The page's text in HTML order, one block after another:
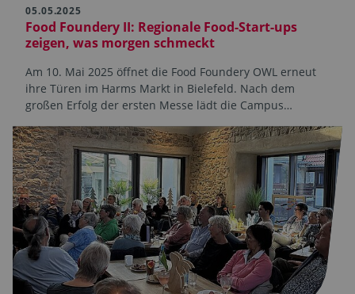
05.05.2025
Food Foundery II: Regionale Food-Start-ups
zeigen, was morgen schmeckt
Am 10. Mai 2025 öffnet die Food Foundery OWL erneut
ihre Türen im Harms Markt in Bielefeld. Nach dem
großen Erfolg der ersten Messe lädt die Campus…